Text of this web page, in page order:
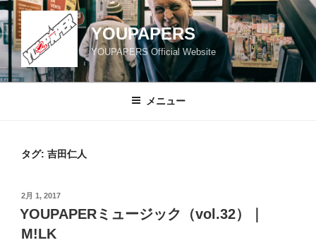
コ
ン
テ
ツ
YOUPAPERS
YOUPAPERS Official Website
メニュー
タグ: 吉田仁人
投
稿
日:
2月 1, 2017
YOUPAPERミュージック（vol.32）｜
M!LK